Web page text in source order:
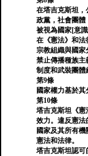
在塔吉克斯坦，
政黨，社會團體
被視為國家[意識
在《憲法》和法
宗教組織與國家
禁止傳播種族主
制度和武裝團體
第9條
國家權力基於其
第10條
塔吉克斯坦《憲
效力。違反憲法
國家及其所有
憲法和法律。
塔吉克斯坦認可